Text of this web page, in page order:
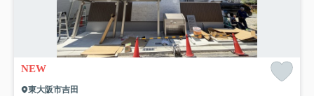
NEW
東大阪市吉田